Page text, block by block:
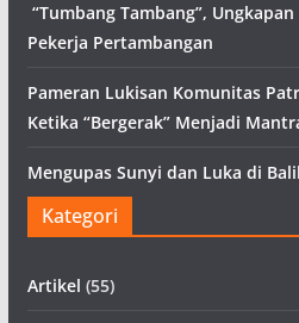
“Tumbang Tambang”,
Pekerja Pertambangan
Pameran Lukisan Komunitas
Ketika “Bergerak” Menjadi
Mengupas Sunyi dan Luka di
Kategori
Artikel (55)